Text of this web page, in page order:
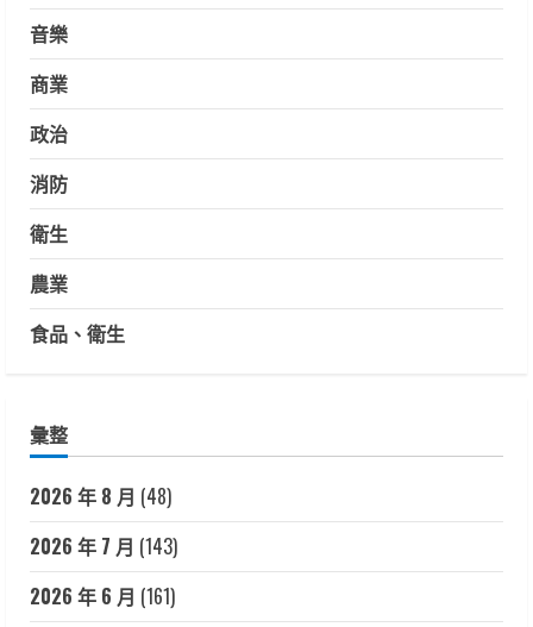
音樂
商業
政治
消防
衛生
農業
食品、衛生
彙整
2026 年 8 月 (48)
2026 年 7 月 (143)
2026 年 6 月 (161)